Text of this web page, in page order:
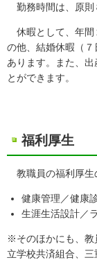
勤務時間は、原則
休暇として、年
の他、結婚休暇（
あります。また、
とができます。
福利厚生
教職員の福利厚生
健康管理／健康
生涯生活設計／
※そのほかにも、教
立学校共済組合、